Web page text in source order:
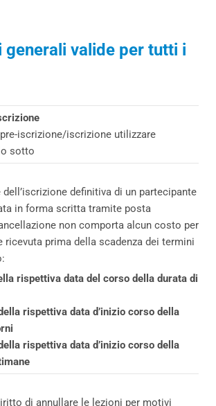
generali valide per tutti i
iscrizione/iscrizione utilizzare
sotto
dell’iscrizione definitiva di un partecipante
in forma scritta tramite posta
non comporta alcun costo per
ricevuta prima della scadenza dei termini
rispettiva data del corso della durata di
rispettiva data d’inizio corso della
rispettiva data d’inizio corso della
di annullare le lezioni per motivi